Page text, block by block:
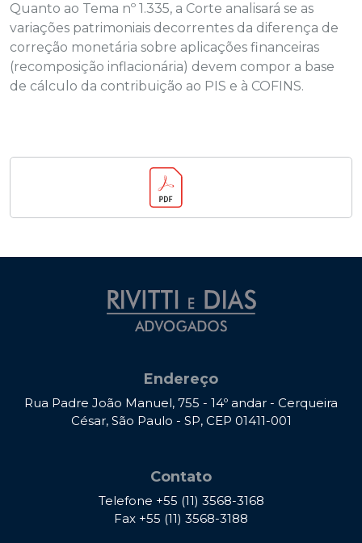
Quanto ao Tema nº 1.335, a Corte analisará se as
variações patrimoniais decorrentes da diferença de
correção monetária sobre aplicações financeiras
(recomposição inflacionária) devem compor a base
de cálculo da contribuição ao PIS e à COFINS.
Endereço
Rua Padre João Manuel, 755 - 14º andar - Cerqueira
César, São Paulo - SP, CEP 01411-001
Contato
Telefone +55 (11) 3568-3168
Fax +55 (11) 3568-3188